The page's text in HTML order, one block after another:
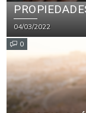
04/03/2022
0